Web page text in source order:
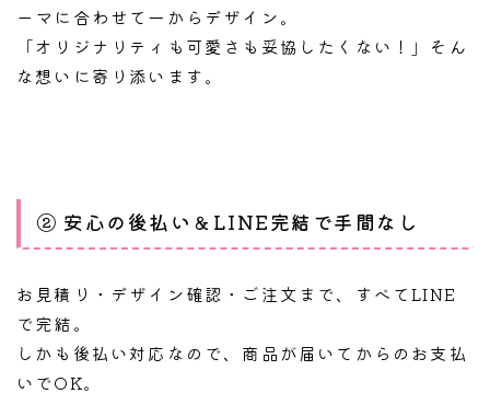
ーマに合わせて一からデザイン。
「オリジナリティも可愛さも妥協したくない！」そん
な想いに寄り添います。
② 安心の後払い＆LINE完結で手間なし
お見積り・デザイン確認・ご注文まで、すべてLINE
で完結。
しかも後払い対応なので、商品が届いてからのお支払
いでOK。